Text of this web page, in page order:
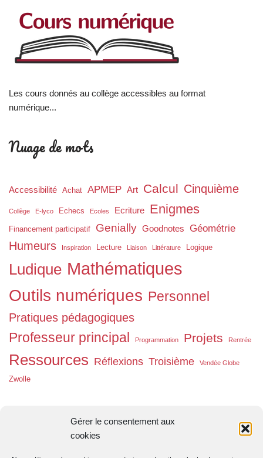
Gérer le consentement aux
cookies
Les cours donnés au collège accessibles au format
numérique...
Nuage de mots
Accessibilité Achat APMEP Art Calcul Cinquième
Collège E-lyco Echecs Ecoles Ecriture Enigmes
Financement participatif Genially Goodnotes Géométrie
Humeurs Inspiration Lecture Liaison Littérature Logique
Ludique Mathématiques
Outils numériques Personnel
Pratiques pédagogiques
Professeur principal Programmation Projets Rentrée
Ressources Réflexions Troisième Vendée Globe
Zwolle